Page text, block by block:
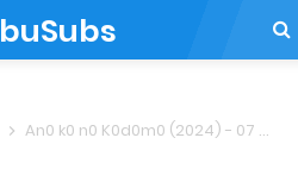
An0 k0 n0 K0d0m0 (2024) - 07 SUBTITLE INDONESIA